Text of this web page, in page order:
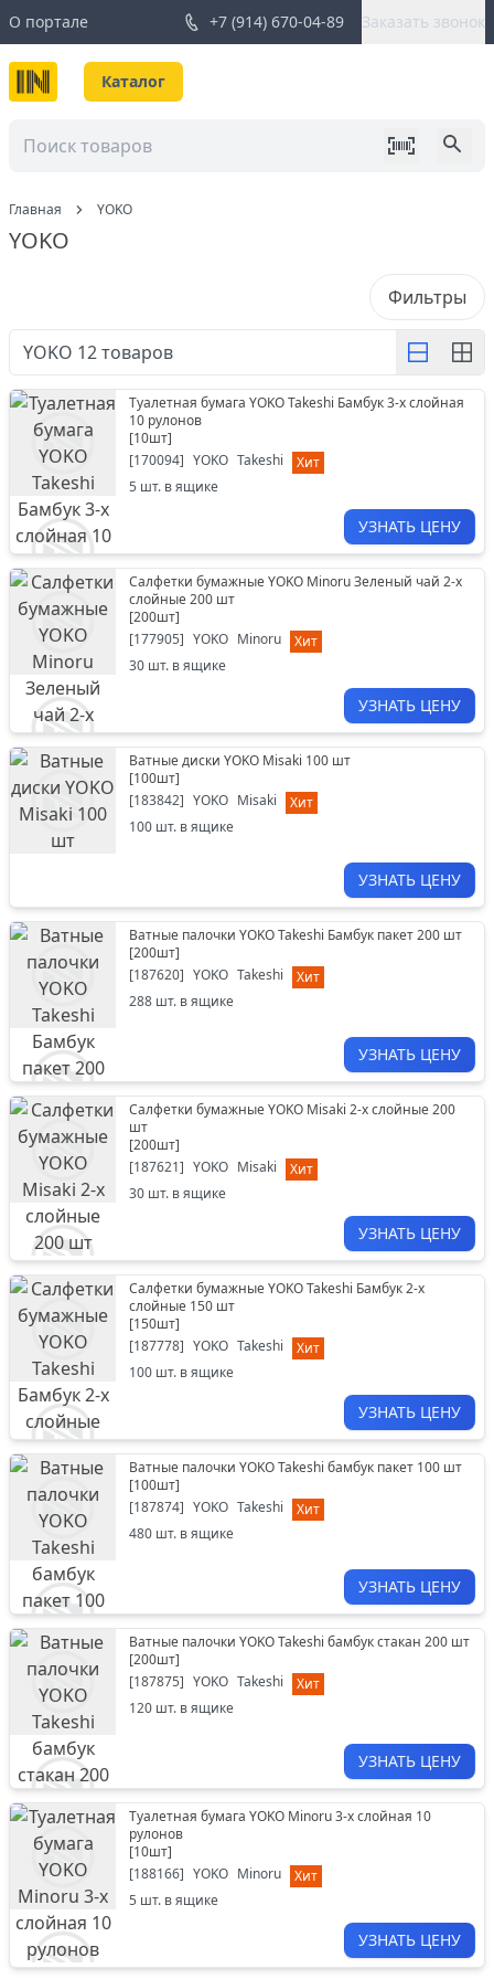
О портале +7 (914) 670-04-89 Заказать звонок
Каталог
Главная YOKO
YOKO
Фильтры
YOKO 12товаров
Туалетная бумага YOKO Takeshi Бамбук 3-х слойная
10 рулонов
[10шт]
[170094] YOKO Takeshi
Хит
5 шт. в ящике
УЗНАТЬ ЦЕНУ
Салфетки бумажные YOKO Minoru Зеленый чай 2-х
слойные 200 шт
[200шт]
[177905] YOKO Minoru
Хит
30 шт. в ящике
УЗНАТЬ ЦЕНУ
Ватные диски YOKO Misaki 100 шт
[100шт]
[183842] YOKO Misaki
Хит
100 шт. в ящике
УЗНАТЬ ЦЕНУ
Ватные палочки YOKO Takeshi Бамбук пакет 200 шт
[200шт]
[187620] YOKO Takeshi
Хит
288 шт. в ящике
УЗНАТЬ ЦЕНУ
Салфетки бумажные YOKO Misaki 2-х слойные 200
шт
[200шт]
[187621] YOKO Misaki
Хит
30 шт. в ящике
УЗНАТЬ ЦЕНУ
Салфетки бумажные YOKO Takeshi Бамбук 2-х
слойные 150 шт
[150шт]
[187778] YOKO Takeshi
Хит
100 шт. в ящике
УЗНАТЬ ЦЕНУ
Ватные палочки YOKO Takeshi бамбук пакет 100 шт
[100шт]
[187874] YOKO Takeshi
Хит
480 шт. в ящике
УЗНАТЬ ЦЕНУ
Ватные палочки YOKO Takeshi бамбук стакан 200 шт
[200шт]
[187875] YOKO Takeshi
Хит
120 шт. в ящике
УЗНАТЬ ЦЕНУ
Туалетная бумага YOKO Minoru 3-х слойная 10
рулонов
[10шт]
[188166] YOKO Minoru
Хит
5 шт. в ящике
УЗНАТЬ ЦЕНУ